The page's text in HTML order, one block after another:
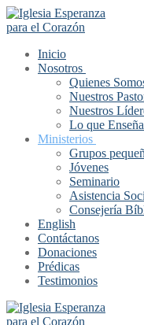
Inicio
Nosotros
Quienes
Nuestros
Nuestros
Lo que
Ministerios
Grupos
Jóvenes
Seminario
Asistencia
Consejería
English
Contáctanos
Donaciones
Prédicas
Testimonios